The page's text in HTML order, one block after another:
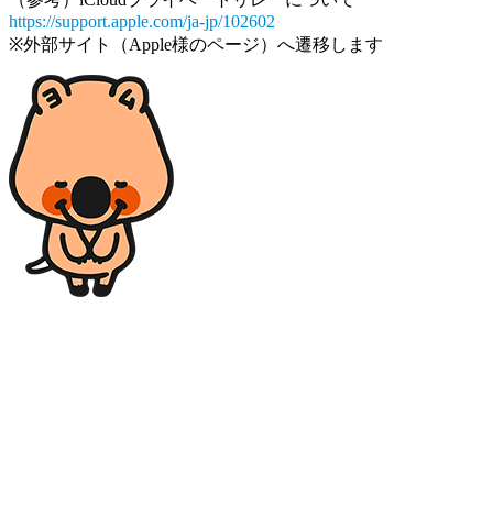
https://support.apple.com/ja-jp/102602
※外部サイト（Apple様のページ）へ遷移します